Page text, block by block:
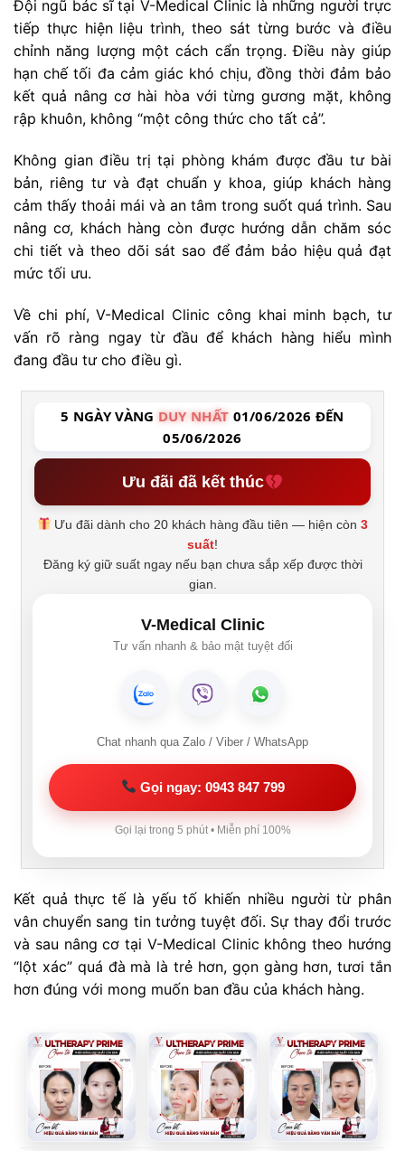
Đội ngũ bác sĩ tại V-Medical Clinic là những người trực
tiếp thực hiện liệu trình, theo sát từng bước và điều
chỉnh năng lượng một cách cẩn trọng. Điều này giúp
hạn chế tối đa cảm giác khó chịu, đồng thời đảm bảo
kết quả nâng cơ hài hòa với từng gương mặt, không
rập khuôn, không “một công thức cho tất cả”.
Không gian điều trị tại phòng khám được đầu tư bài
bản, riêng tư và đạt chuẩn y khoa, giúp khách hàng
cảm thấy thoải mái và an tâm trong suốt quá trình. Sau
nâng cơ, khách hàng còn được hướng dẫn chăm sóc
chi tiết và theo dõi sát sao để đảm bảo hiệu quả đạt
mức tối ưu.
Về chi phí, V-Medical Clinic công khai minh bạch, tư
vấn rõ ràng ngay từ đầu để khách hàng hiểu mình
đang đầu tư cho điều gì.
5 NGÀY VÀNG DUY NHẤT 01/06/2026 ĐẾN
05/06/2026
Ưu đãi đã kết thúc
Ưu đãi dành cho 20 khách hàng đầu tiên — hiện còn3
suất!
Đăng ký giữ suất ngay nếu bạn chưa sắp xếp được thời
gian.
V-Medical Clinic
Tư vấn nhanh & bảo mật tuyệt đối
Chat nhanh qua Zalo / Viber / WhatsApp
Gọi ngay: 0943 847 799
Gọi lại trong 5 phút • Miễn phí 100%
Kết quả thực tế là yếu tố khiến nhiều người từ phân
vân chuyển sang tin tưởng tuyệt đối. Sự thay đổi trước
và sau nâng cơ tại V-Medical Clinic không theo hướng
“lột xác” quá đà mà là trẻ hơn, gọn gàng hơn, tươi tắn
hơn đúng với mong muốn ban đầu của khách hàng.